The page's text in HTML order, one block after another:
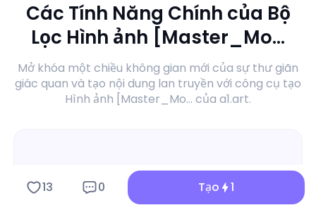
Các Tính Năng Chính của Bộ
Lọc Hình ảnh [Master_Mo...
Mở khóa một chiều không gian mới của sự thư giãn
giác quan và tạo nội dung lan truyền với công cụ tạo
Hình ảnh [Master_Mo... của a1.art.
13 0 Tạo 1